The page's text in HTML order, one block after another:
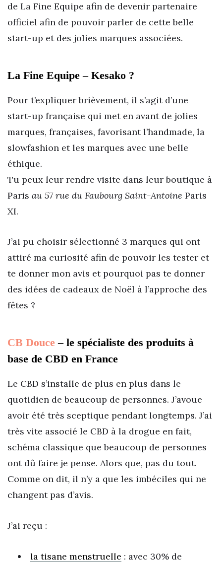
de La Fine Equipe afin de devenir partenaire
officiel afin de pouvoir parler de cette belle
start-up et des jolies marques associées.
La Fine Equipe – Kesako ?
Pour t’expliquer brièvement, il s’agit d’une
start-up française qui met en avant de jolies
marques, françaises, favorisant l’handmade, la
slowfashion et les marques avec une belle
éthique.
Tu peux leur rendre visite dans leur boutique à
Paris au 57 rue du Faubourg Saint-Antoine Paris
XI.
J’ai pu choisir sélectionné 3 marques qui ont
attiré ma curiosité afin de pouvoir les tester et
te donner mon avis et pourquoi pas te donner
des idées de cadeaux de Noël à l’approche des
fêtes ?
CB Douce – le spécialiste des produits à
base de CBD en France
Le CBD s’installe de plus en plus dans le
quotidien de beaucoup de personnes. J’avoue
avoir été très sceptique pendant longtemps. J’ai
très vite associé le CBD à la drogue en fait,
schéma classique que beaucoup de personnes
ont dû faire je pense. Alors que, pas du tout.
Comme on dit, il n’y a que les imbéciles qui ne
changent pas d’avis.
J’ai reçu :
la tisane menstruelle : avec 30% de